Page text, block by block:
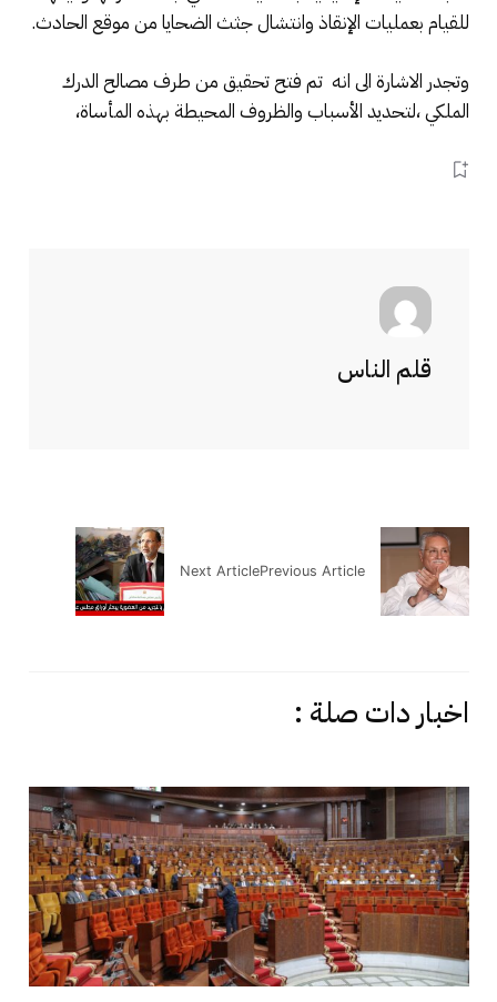
للقيام بعمليات الإنقاذ وانتشال جثث الضحايا من موقع الحادث.
وتجدر الاشارة الى انه تم فتح تحقيق من طرف مصالح الدرك
الملكي ،لتحديد الأسباب والظروف المحيطة بهذه المأساة،
قلم الناس
Previous Article
Next Article
اخبار دات صلة :